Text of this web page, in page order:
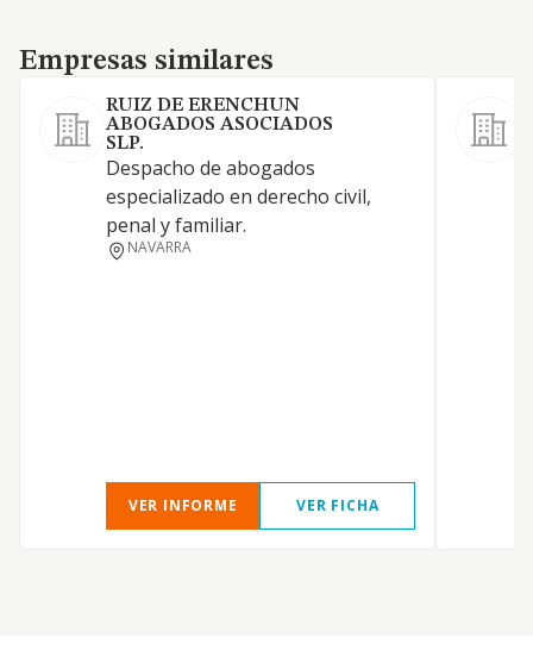
Empresas similares
Empresas similares
RUIZ DE ERENCHUN
ABOGADOS ASOCIADOS
SLP.
Despacho de abogados
especializado en derecho civil,
penal y familiar.
NAVARRA
VER INFORME VER FICHA